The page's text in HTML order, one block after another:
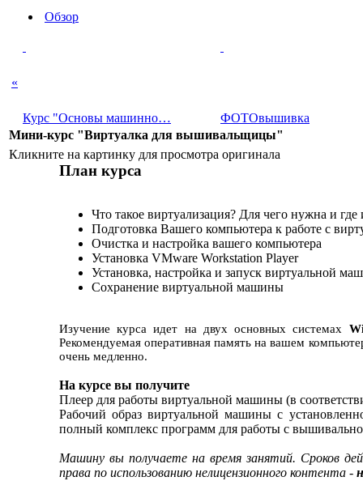
Обзор
«
Курс "Основы машинно…
ФОТОвышивка
Мини-курс "Виртуалка для вышивальщицы"
Кликните на картинку для просмотра оригинала
План курса
Что такое виртуализация? Для чего нужна и где
Подготовка Вашего компьютера к работе с
Очистка и настройка вашего компьютера
Установка VMware Workstation Player
Установка, настройка и запуск виртуальной
Сохранение виртуальной машины
Изучение курса идет на двух основных системах
Рекомендуемая оперативная память на вашем
очень медленно.
На курсе вы получите
Плеер для работы виртуальной машины (в
Рабочий образ виртуальной машины с
полный комплекс программ для работы с
Машину вы получаете на время занятий. Сроков
права по использованию нелицензионного контента -